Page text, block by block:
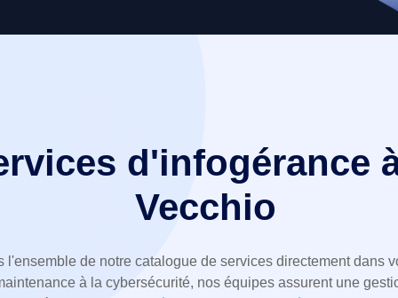
d'infogérance
Vecchio
l'ensemble de notre catalogue de services directement dans
à la cybersécurité, nos équipes assurent une